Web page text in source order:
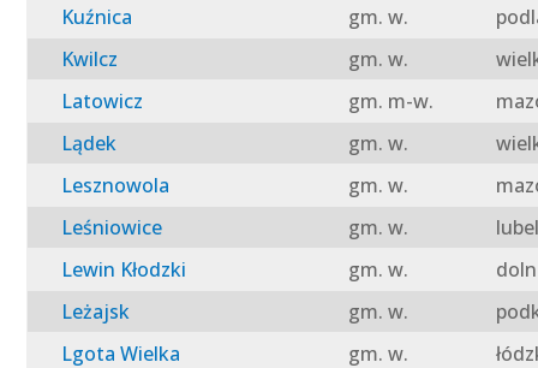
Kuźnica
gm. w.
Kwilcz
gm. w.
Latowicz
gm. m-w.
Lądek
gm. w.
Lesznowola
gm. w.
Leśniowice
gm. w.
Lewin Kłodzki
gm. w.
Leżajsk
gm. w.
Lgota Wielka
gm. w.